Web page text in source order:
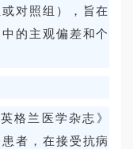
对照组），旨在
的主观偏差和个
格兰医学杂志》
者，在接受抗病